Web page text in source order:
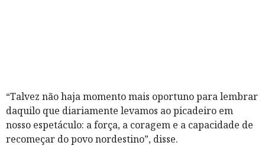
“Talvez não haja momento mais oportuno para lembrar
daquilo que diariamente levamos ao picadeiro em
nosso espetáculo: a força, a coragem e a capacidade de
recomeçar do povo nordestino”, disse.